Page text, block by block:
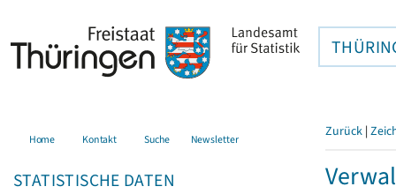
Home Kontakt Suche Newsletter
STATISTISCHE DATEN
Zurück |